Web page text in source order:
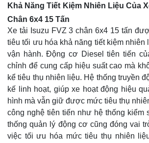
Khả Năng Tiết Kiệm Nhiên Liệu Của
Chân 6x4 15 Tấn
Xe tải Isuzu FVZ 3 chân 6x4 15 tấn
tiêu tối ưu hóa khả năng tiết kiệm nhiên
vận hành. Động cơ Diesel tiên tiến
chỉnh để cung cấp hiệu suất cao mà
kể tiêu thụ nhiên liệu. Hệ thống truyền
kế linh hoạt, giúp xe hoạt động hiệu
hình mà vẫn giữ được mức tiêu thụ
công nghệ tiên tiến như hệ thống kiểm
thống quản lý động cơ cũng đóng vai
việc tối ưu hóa mức tiêu thụ nhiên